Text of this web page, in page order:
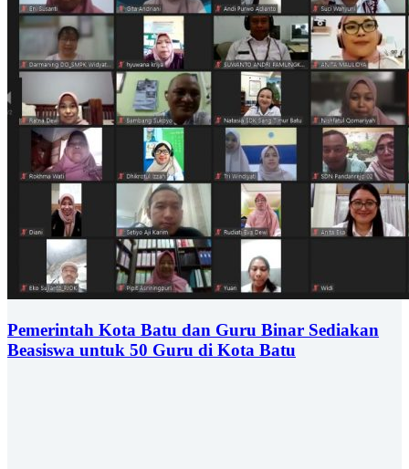
Pemerintah Kota Batu dan Guru Binar Sediakan
Beasiswa untuk 50 Guru di Kota Batu